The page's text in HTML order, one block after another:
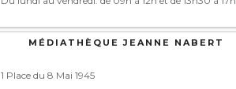
MÉDIATHÈQUE JEANNE NABERT
1 Place du 8 Mai 1945